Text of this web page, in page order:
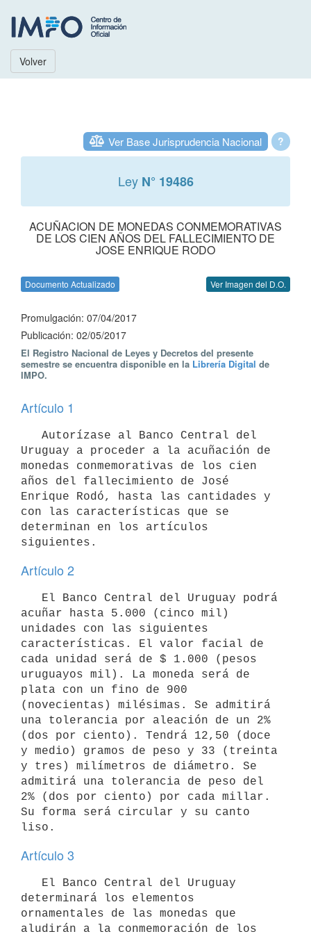
Volver
?
Ver Base Jurisprudencia Nacional
Ley N° 19486
ACUÑACION DE MONEDAS CONMEMORATIVAS
DE LOS CIEN AÑOS DEL FALLECIMIENTO DE
JOSE ENRIQUE RODO
Documento Actualizado Ver Imagen del D.O.
Promulgación: 07/04/2017
Publicación: 02/05/2017
El Registro Nacional de Leyes y Decretos del presente
semestre se encuentra disponible en la Librería Digital de
IMPO.
Artículo 1
Uruguay a proceder a la acuñación de
monedas conmemorativas de los cien
años del fallecimiento de José
Enrique Rodó, hasta las cantidades y
con las características que se
determinan en los artículos
Artículo 2
acuñar hasta 5.000 (cinco mil)
unidades con las siguientes
características. El valor facial de
cada unidad será de $ 1.000 (pesos
uruguayos mil). La moneda será de
plata con un fino de 900
(novecientas) milésimas. Se admitirá
una tolerancia por aleación de un 2%
(dos por ciento). Tendrá 12,50 (doce
y medio) gramos de peso y 33 (treinta
y tres) milímetros de diámetro. Se
admitirá una tolerancia de peso del
2% (dos por ciento) por cada millar.
Su forma será circular y su canto
Artículo 3
determinará los elementos
ornamentales de las monedas que
aludirán a la conmemoración de los